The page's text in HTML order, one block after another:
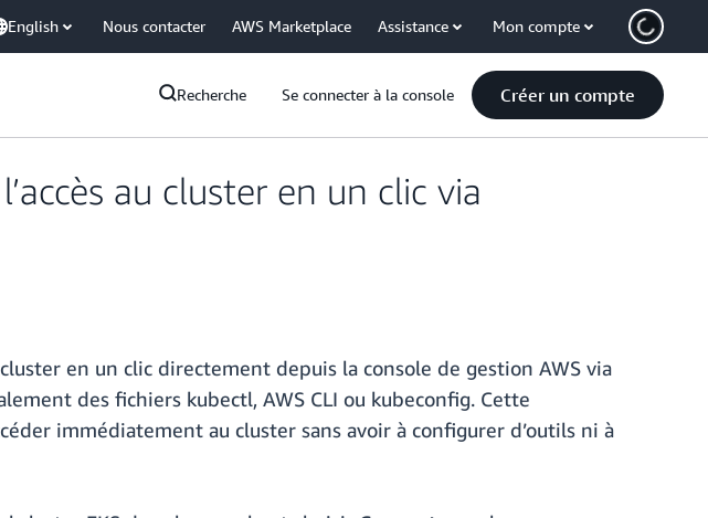
English Nous contacter AWS Marketplace Assistance Mon compte
Recherche Se connecter à la console Créer un compte
au cluster en un clic via
en un clic directement depuis la console de gestion AWS via
des fichiers kubectl, AWS CLI ou kubeconfig. Cette
immédiatement au cluster sans avoir à configurer d’outils ni à